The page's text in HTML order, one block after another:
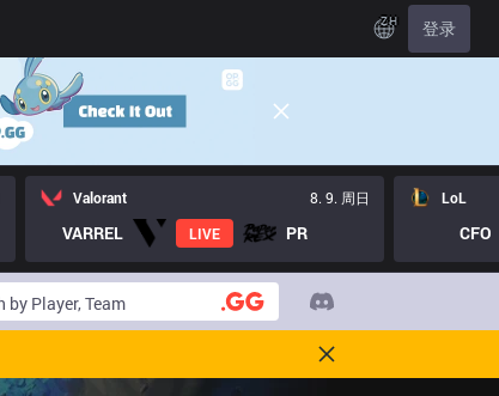
ZH 登录
Valorant 8. 9. 周日
VARREL LIVE PR
LoL
CFO